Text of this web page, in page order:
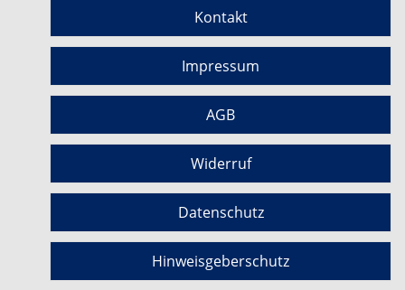
Kontakt
Impressum
AGB
Widerruf
Datenschutz
Hinweisgeberschutz